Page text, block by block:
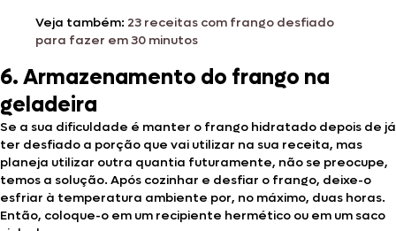
Veja também: 23 receitas com frango desfiado
para fazer em 30 minutos
6. Armazenamento do frango na
geladeira
Se a sua dificuldade é manter o frango hidratado depois de já
ter desfiado a porção que vai utilizar na sua receita, mas
planeja utilizar outra quantia futuramente, não se preocupe,
temos a solução. Após cozinhar e desfiar o frango, deixe-o
esfriar à temperatura ambiente por, no máximo, duas horas.
Então, coloque-o em um recipiente hermético ou em um saco